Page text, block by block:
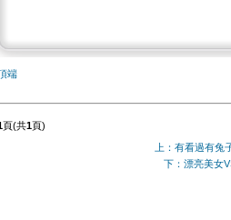
端
頁(共1頁)
上：有看過有兔
下：漂亮美女